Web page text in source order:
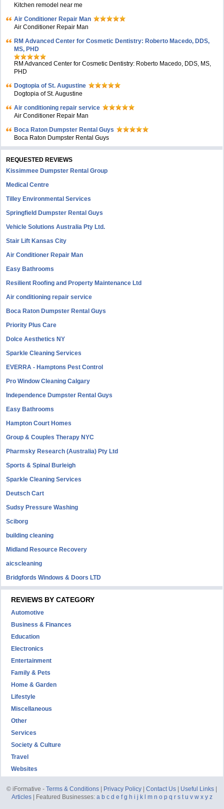
Kitchen remodel near me
Air Conditioner Repair Man
Air Conditioner Repair Man
RM Advanced Center for Cosmetic Dentistry: Roberto Macedo, DDS,
MS, PHD
RM Advanced Center for Cosmetic Dentistry: Roberto Macedo, DDS, MS,
PHD
Dogtopia of St. Augustine
Dogtopia of St. Augustine
Air conditioning repair service
Air Conditioner Repair Man
Boca Raton Dumpster Rental Guys
Boca Raton Dumpster Rental Guys
REQUESTED REVIEWS
Kissimmee Dumpster Rental Group
Medical Centre
Tilley Environmental Services
Springfield Dumpster Rental Guys
Vehicle Solutions Australia Pty Ltd.
Stair Lift Kansas City
Air Conditioner Repair Man
Easy Bathrooms
Resilient Roofing and Property Maintenance Ltd
Air conditioning repair service
Boca Raton Dumpster Rental Guys
Priority Plus Care
Dolce Aesthetics NY
Sparkle Cleaning Services
EVERRA - Hamptons Pest Control
Pro Window Cleaning Calgary
Independence Dumpster Rental Guys
Easy Bathrooms
Hampton Court Homes
Group & Couples Therapy NYC
Pharmsky Research (Australia) Pty Ltd
Sports & Spinal Burleigh
Sparkle Cleaning Services
Deutsch Cart
Sudsy Pressure Washing
Sciborg
building cleaning
Midland Resource Recovery
aicscleaning
Bridgfords Windows & Doors LTD
REVIEWS BY CATEGORY
Automotive
Business & Finances
Education
Electronics
Entertainment
Family & Pets
Home & Garden
Lifestyle
Miscellaneous
Other
Services
Society & Culture
Travel
Websites
© iFormative -Terms & Conditions Privacy Policy |Contact Us Useful Links
Articles| Featured Businesses: a b c d e f g h i j k m n o p q r s t u v w x y z